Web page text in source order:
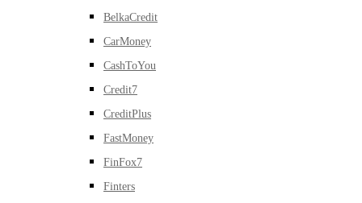
BelkaCredit
CarMoney
CashToYou
Credit7
CreditPlus
FastMoney
FinFox7
Finters